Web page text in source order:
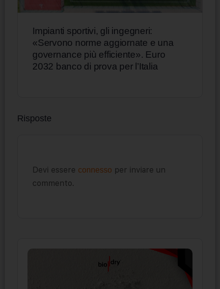
Impianti sportivi, gli ingegneri:
«Servono norme aggiornate e una
governance più efficiente». Euro
2032 banco di prova per l’Italia
Risposte
Devi essere connesso per inviare un
commento.